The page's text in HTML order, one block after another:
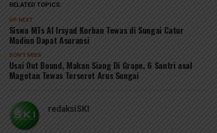
RELATED TOPICS:
UP NEXT
Siswa MTs Al Irsyad Korban Tewas di Sungai Catur
Madiun Dapat Asuransi
DON'T MISS
Usai Out Bound, Makan Siang Di Grape, 6 Santri asal
Magetan Tewas Terseret Arus Sungai
redaksiSKI